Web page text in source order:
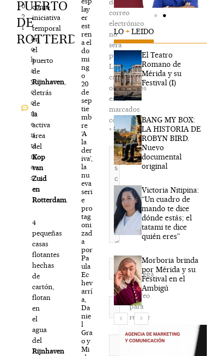
PUERTO
DE
ROTTERDAM
0
2
1
N
o
h
a
y
c
o
m
e
n
ta
ri
o
s
como
iniciativa
temporal
en
el
puerto
de
Rijnhaven,
detrás
de
la
activa
área
del
Kop
van
Zuid
en
Rotterdam.
4
pequeñas
casas
flotantes
hechas
de
cartón,
flotan
en
el
agua
del
Rijnhaven
lay
er
est
ren
a el
do
mi
ng
o
20
de
sep
tie
mb
re
‘A
la
der
iva’,
la
nu
eva
seri
e
pro
tag
oni
zad
a
por
Pa
ula
Ec
hev
arrí
a,
Da
nie
l
Gra
o y
Mi
de
correo
electrónico
no
será
publicada.
Los
campos
obligatorios
están
marcados
con
*
Escribe
aquí...
Nombre*
Correo
electrónico*
Agréga
mi
correo
para
recibir
la
newsletter
LO + LEIDO
El Teatro
Romano de
Mérida y su
Festival (I)
BANG MY BOX:
LA HISTORIA DE
ROBYN BIRD.
Nuevo
documental
original
Victoria Nitipina:
“Un cuadro de
mando te dice
dónde estás; el
tatami te dice
quién eres”
Morboria brinda
por Mérida y su
Festival en el
Ambigú